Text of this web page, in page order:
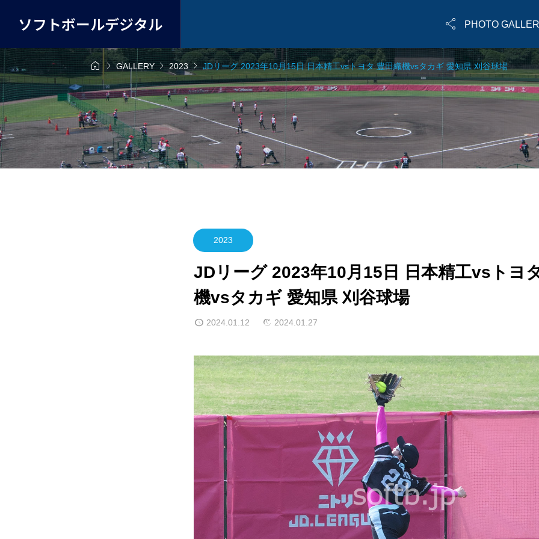
ソフトボールデジタル  PHOTO
GALLERY2023JDリーグ 2023年10月15日 日本精工vsトヨタ 豊田織機vsタカギ 愛知県 刈谷球場
2023
JDリーグ 2023年10月15日 日本精工vsトヨ
機vsタカギ 愛知県 刈谷球場
2024.01.12 2024.01.27